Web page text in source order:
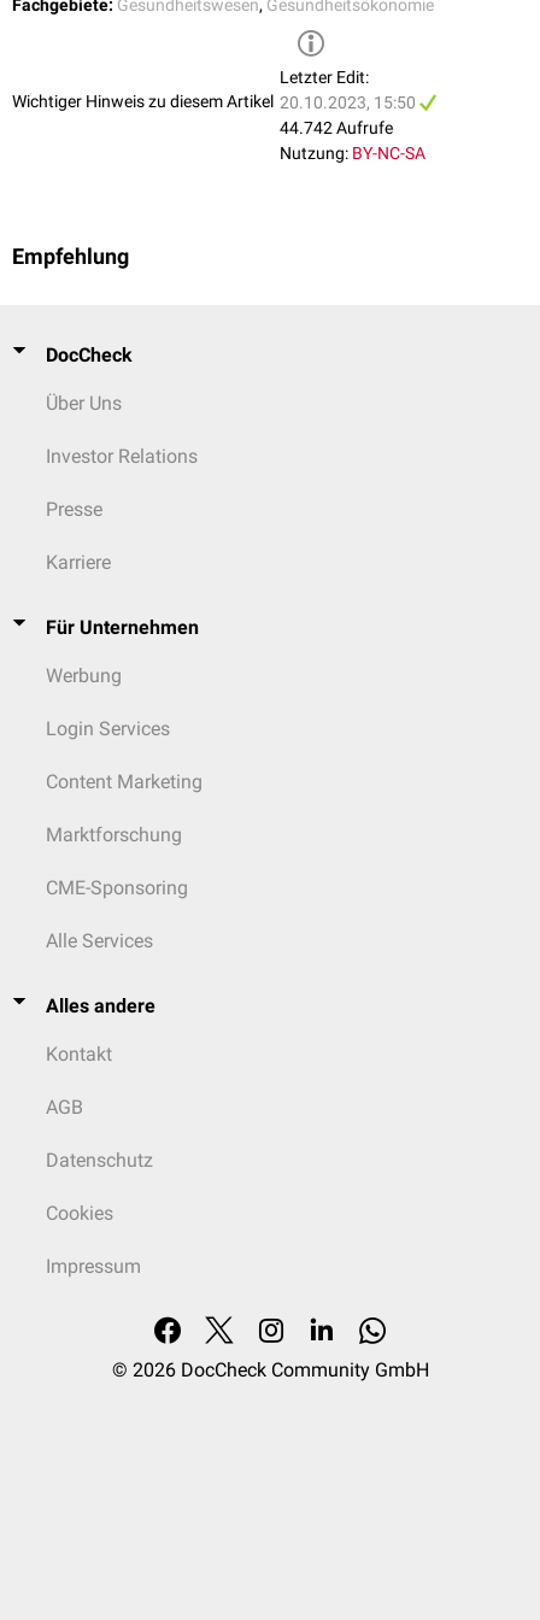
Fachgebiete: Gesundheitswesen, Gesundheitsökonomie
Wichtiger Hinweis zu diesem Artikel
Letzter Edit:
20.10.2023, 15:50
44.742 Aufrufe
Nutzung: BY-NC-SA
Empfehlung
DocCheck
Über Uns
Investor Relations
Presse
Karriere
Für Unternehmen
Werbung
Login Services
Content Marketing
Marktforschung
CME-Sponsoring
Alle Services
Alles andere
Kontakt
AGB
Datenschutz
Cookies
Impressum
© 2026 DocCheck Community GmbH